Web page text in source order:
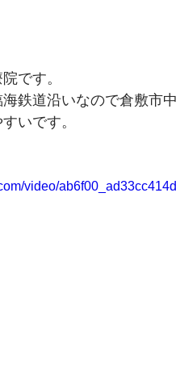
です。
鉄道沿いなので倉敷市
いです。
video/